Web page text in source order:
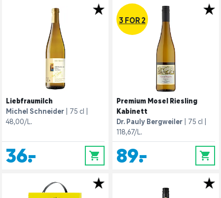
Liebfraumilch
Michel Schneider
75 cl
48,00/L.
36,- 0
3 FOR 2
Premium Mosel Riesling
Kabinett
Dr. Pauly Bergweiler
75 cl
118,67/L.
89,- 0